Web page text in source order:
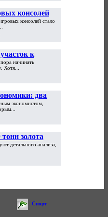
консолей
консолей стало
к
начинать
Хотя...
два
экономистом,
золота
детального анализа,
Спорт